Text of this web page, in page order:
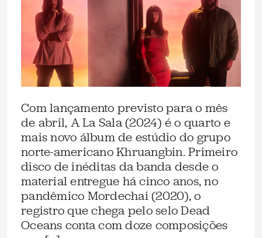
Com lançamento previsto para o mês
de abril, A La Sala (2024) é o quarto e
mais novo álbum de estúdio do grupo
norte-americano Khruangbin. Primeiro
disco de inéditas da banda desde o
material entregue há cinco anos, no
pandêmico Mordechai (2020), o
registro que chega pelo selo Dead
Oceans conta com doze composições